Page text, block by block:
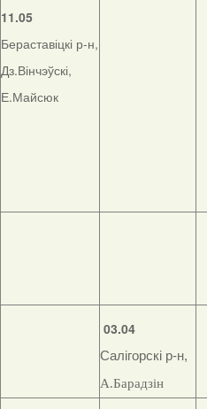
11.05
Бераставіцкі р-н,
Дз.Вінчэўскі,
Е.Майсюк
03.04
Салігорскі р-н,
А.Барадзін